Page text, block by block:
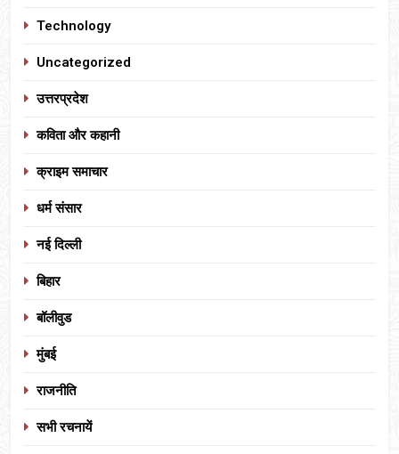
Technology
Uncategorized
उत्तरप्रदेश
कविता और कहानी
क्राइम समाचार
धर्म संसार
नई दिल्ली
बिहार
बॉलीवुड
मुंबई
राजनीति
सभी रचनायें